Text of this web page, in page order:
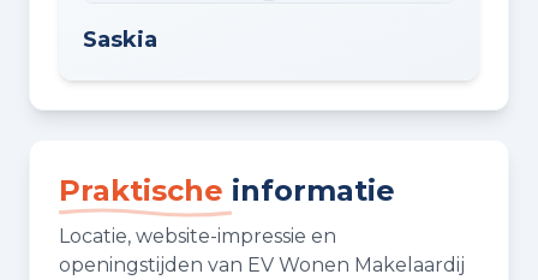
Saskia
Praktische informatie
Locatie, website-impressie en
openingstijden van EV Wonen Makelaardij